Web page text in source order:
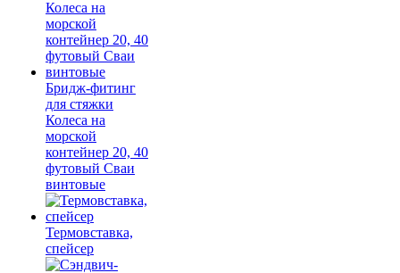
Бридж-фитинг
для стяжки
Колеса на
морской
контейнер 20, 40
футовый Сваи
винтовые
Термовставка,
спейсер